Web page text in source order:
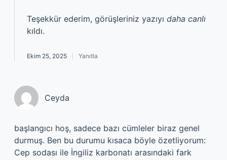
Teşekkür ederim, görüşleriniz yazıyı daha canlı
kıldı.
Ekim 25, 2025 Yanıtla
Ceyda
başlangıcı hoş, sadece bazı cümleler biraz genel
durmuş. Ben bu durumu kısaca böyle özetliyorum:
Cep sodası ile İngiliz karbonatı arasındaki fark